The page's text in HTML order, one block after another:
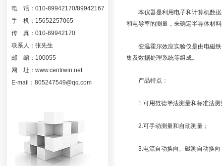
电 话：010-89942170/89942167
手 机：15652257065
传 真：010-89942170
联系人：张先生
邮 编：100055
网 址： www.centrwin.net
E-mail： 805247549@qq.com
本仪器是利用电子和计算机数据
和电导率的测量，来确定半导体材
变温霍尔效应实验仪是由电磁铁
集及数据处理系统等组成。
产品特点：
1.可用范德堡法测量和标准法测
2.可手动测量和自动测量；
3.电流自动换向、磁测自动换向